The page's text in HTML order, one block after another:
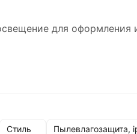
для оформления
Стиль Пылевлагозащита,